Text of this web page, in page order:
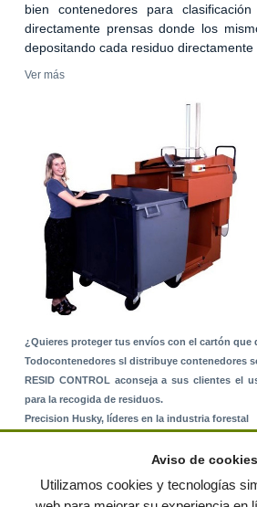
bien contenedores para
directamente prensas donde los
depositando cada residuo directamente
Ver más
¿Quieres proteger tus envíos con el cartón que
Todocontenedores sl distribuye contenedores
RESID CONTROL aconseja a sus clientes el
para la recogida de residuos.
Precision Husky, líderes en la industria forestal
Aviso de cookies
Utilizamos cookies y tecnologías